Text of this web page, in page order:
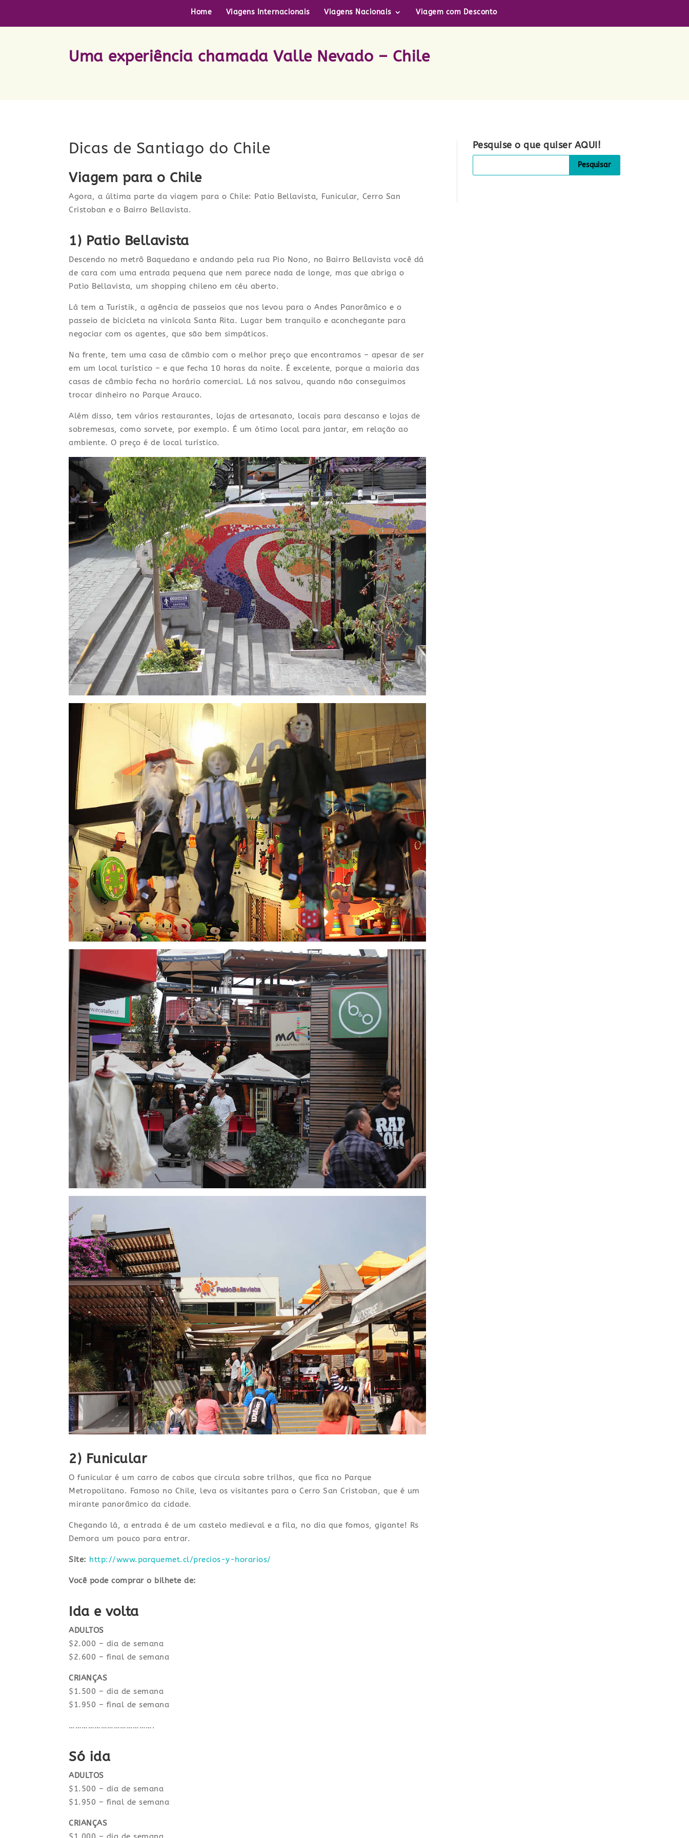
Home Viagens Internacionais Viagens Nacionais Viagem com Desconto
Uma experiência chamada Valle Nevado – Chile
Dicas de Santiago do Chile
Viagem para o Chile
Agora, a última parte da viagem para o Chile: Patio Bellavista, Funicular, Cerro San
Cristoban e o Bairro Bellavista.
1) Patio Bellavista
Descendo no metrô Baquedano e andando pela rua Pio Nono, no Bairro Bellavista você dá
de cara com uma entrada pequena que nem parece nada de longe, mas que abriga o
Patio Bellavista, um shopping chileno em céu aberto.
Lá tem a Turistik, a agência de passeios que nos levou para o Andes Panorâmico e o
passeio de bicicleta na vinícola Santa Rita. Lugar bem tranquilo e aconchegante para
negociar com os agentes, que são bem simpáticos.
Na frente, tem uma casa de câmbio com o melhor preço que encontramos – apesar de ser
em um local turístico – e que fecha 10 horas da noite. É excelente, porque a maioria das
casas de câmbio fecha no horário comercial. Lá nos salvou, quando não conseguimos
trocar dinheiro no Parque Arauco.
Além disso, tem vários restaurantes, lojas de artesanato, locais para descanso e lojas de
sobremesas, como sorvete, por exemplo. É um ótimo local para jantar, em relação ao
ambiente. O preço é de local turístico.
2) Funicular
O funicular é um carro de cabos que circula sobre trilhos, que fica no Parque
Metropolitano. Famoso no Chile, leva os visitantes para o Cerro San Cristoban, que é um
mirante panorâmico da cidade.
Chegando lá, a entrada é de um castelo medieval e a fila, no dia que fomos, gigante! Rs
Demora um pouco para entrar.
Site: http://www.parquemet.cl/precios-y-horarios/
Você pode comprar o bilhete de:
Ida e volta
ADULTOS
$2.000 – dia de semana
$2.600 – final de semana
CRIANÇAS
$1.500 – dia de semana
$1.950 – final de semana
………………………………….
Só ida
ADULTOS
$1.500 – dia de semana
$1.950 – final de semana
CRIANÇAS
Pesquise o que quiser AQUI!